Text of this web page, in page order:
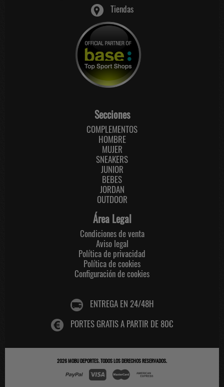
Tiendas
Secciones
COMPLEMENTOS
HOMBRE
MUJER
SNEAKERS
JUNIOR
BEBES
JORDAN
OUTDOOR
Área Legal
Condiciones de venta
Aviso legal
Política de privacidad
Política de cookies
Configuración de cookies
ENTREGA EN 24/48H
PORTES GRATIS A PARTIR DE 80€
2026MOBU DEPORTES. TODOS LOS DERECHOS RESERVADOS.